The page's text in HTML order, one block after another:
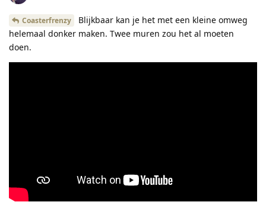
Coasterfrenzy
Blijkbaar kan je het met een kleine omweg
helemaal donker maken. Twee muren zou het al moeten
doen.